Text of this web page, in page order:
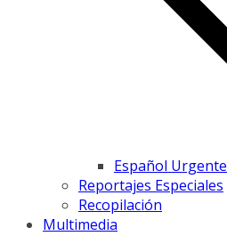
Español Urgente
Reportajes Especiales
Recopilación
Multimedia